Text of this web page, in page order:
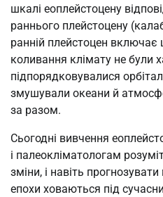
шкалі еоплейстоцену
раннього плейстоцену
ранній плейстоцен включає
коливання клімату не були
підпорядковувалися
змушували океани й
за разом.
Сьогодні вивчення
і палеокліматологам
зміни, і навіть
епохи ховаються під